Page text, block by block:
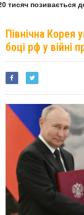
позивається
Північна
боці рф у війні